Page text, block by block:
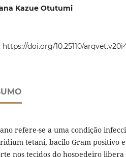
Kazue Otutumi
https://doi.org/10.25110/
refere-se a uma condição
tetani, bacilo Gram positivo
nos tecidos do hospedeiro